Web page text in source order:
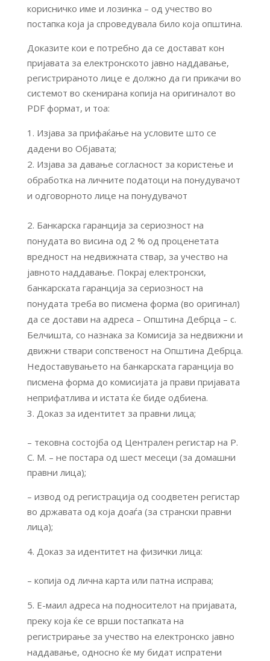
корисничко име и лозинка – од учество во
постапка која ја спроведувала било која општина.
Доказите кои е потребно да се достават кон
пријавата за електронското јавно наддавање,
регистрираното лице е должно да ги прикачи во
системот во скенирана копија на оригиналот во
PDF формат, и тоа:
Изјава за прифаќање на условите што се
дадени во Објавата;
Изјава за давање согласност за користење и
обработка на личните податоци на понудувачот
и одговорното лице на понудувачот
Банкарска гаранција за сериозност на
понудата во висина од 2 % од проценетата
вредност на недвижната ствар, за учество на
јавното наддавање. Покрај електронски,
банкарската гаранција за сериозност на
понудата треба во писмена форма (во оригинал)
да се достави на адреса – Општина Дебрца – с.
Белчишта, со назнака за Комисија за недвижни и
движни ствари сопственост на Општина Дебрца.
Недоставувањето на банкарската гаранција во
писмена форма до комисијата ја прави пријавата
неприфатлива и истата ќе биде одбиена.
Доказ за идентитет за правни лица;
– тековна состојба од Централен регистар на Р.
С. М. – не постара од шест месеци (за домашни
правни лица);
– извод од регистрација од соодветен регистар
во државата од која доаѓа (за странски правни
лица);
Доказ за идентитет на физички лица:
– копија од лична карта или патна исправа;
Е-маил адреса на подносителот на пријавата,
преку која ќе се врши постапката на
регистрирање за учество на електронско јавно
наддавање, односно ќе му бидат испратени